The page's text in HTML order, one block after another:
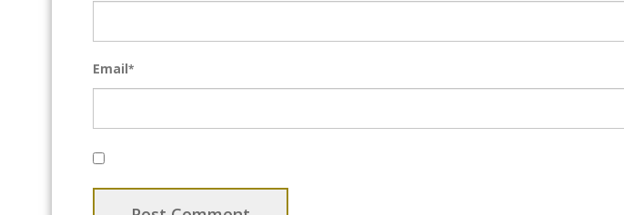
Email*